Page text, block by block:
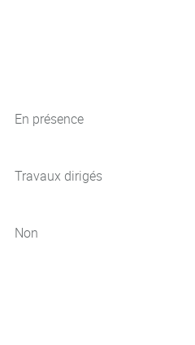
En présence
Travaux dirigés
Non